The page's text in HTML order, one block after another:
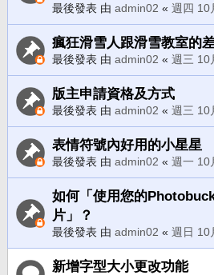
最後發表 由 admin02 « 週四 10
瘋狂滑雪人跟滑雪教室的
最後發表 由 admin02 « 週三 10
版主申請資格及方式
最後發表 由 admin02 « 週三 10
表情符號內好用的小星星
最後發表 由 admin02 « 週一 10
如何「使用您的
片」？
最後發表 由 admin02 « 週日 10
新增字型大小更改功能